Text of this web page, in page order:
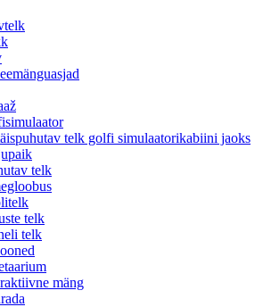
telk golfi simulaatorikabiini jaoks
telk
telk
telk
mäng